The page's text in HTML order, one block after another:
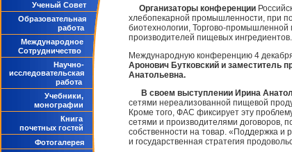
Ученый Совет
Образовательная
работа
Международное
Сотрудничество
Научно-
исследовательская
работа
Учебники,
монографии
Книга
почетных гостей
Фотогалерея
Организаторы конференции
хлебопекарной промышленности, при
биотехнологии, Торгово-
производителей пищевых ингредиентов.
Международную конференцию 4
Аронович Бутковский и заместитель
Анатольевна.
В своем выступлении Ирина
сетями нереализованной пищевой
Кроме того, ФАС фиксирует эту
сетями и производителями договоров,
собственности на товар. «Поддержка и
и государственная стратегия